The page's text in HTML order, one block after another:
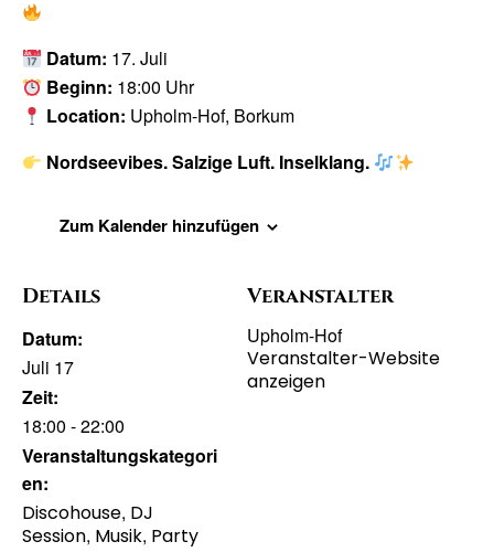
Datum: 17. Juli
Beginn: 18:00 Uhr
Location: Upholm-Hof, Borkum
Nordseevibes. Salzige Luft. Inselklang.
Zum Kalender hinzufügen
Details
Datum:
Juli 17
Zeit:
18:00 - 22:00
Veranstaltungskategori
en:
Discohouse, DJ
Session, Musik, Party
Veranstalter
Upholm-Hof
Veranstalter-Website
anzeigen